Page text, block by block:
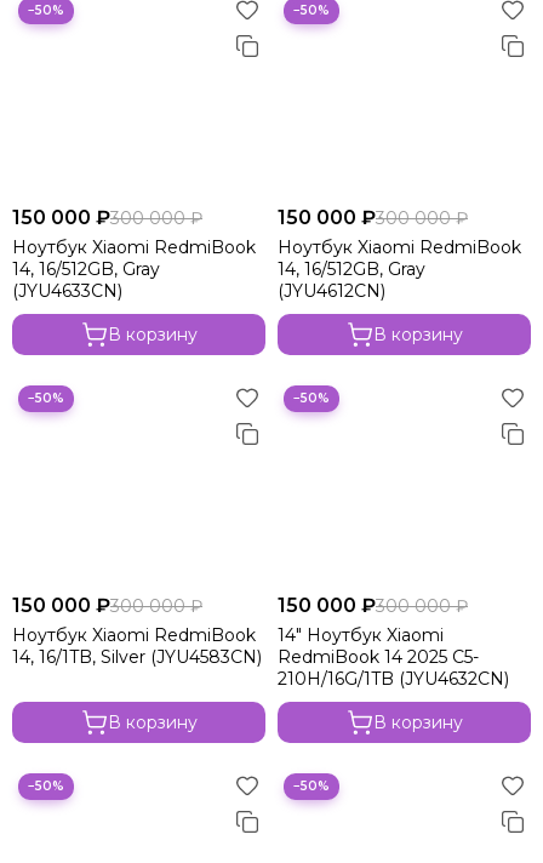
−50%
150 000 ₽300 000 ₽
Ноутбук Xiaomi RedmiBook
14, 16/512GB, Gray
(JYU4633CN)
В корзину
−50%
150 000 ₽300 000 ₽
Ноутбук Xiaomi RedmiBook
14, 16/512GB, Gray
(JYU4612CN)
В корзину
−50%
150 000 ₽300 000 ₽
Ноутбук Xiaomi RedmiBook
14, 16/1TB, Silver (JYU4583CN)
В корзину
−50%
150 000 ₽300 000 ₽
14" Ноутбук Xiaomi
RedmiBook 14 2025 C5-
210H/16G/1TB (JYU4632CN)
В корзину
−50% −50%